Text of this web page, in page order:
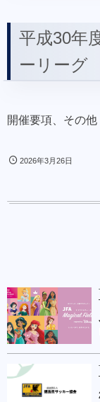
平成30年
ーリーグ
開催要項、その
2026年3月26日